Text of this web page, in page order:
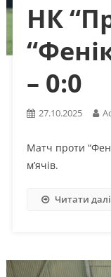
НК
– 0:0
27.10.2025
Матч проти
м’ячів.
Читати далі